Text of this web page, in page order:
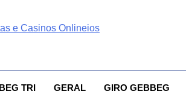
| Sexo |
Gebbeg People! Musas Brasileiras Sensual
TRI GERAL GIRO GEBBEG